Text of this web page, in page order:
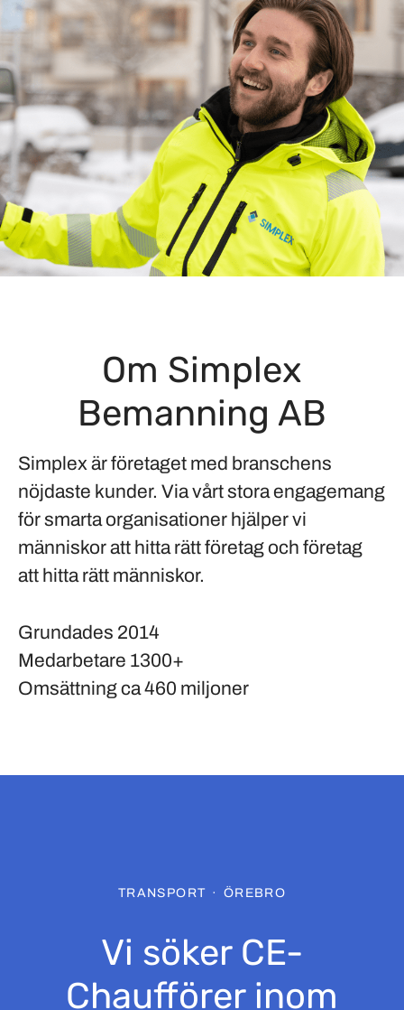
Om Simplex
Bemanning AB
Simplex är företaget med branschens
nöjdaste kunder. Via vårt stora engagemang
för smarta organisationer hjälper vi
människor att hitta rätt företag och företag
att hitta rätt människor.
Grundades 2014
Medarbetare 1300+
Omsättningca 460 miljoner
TRANSPORT · ÖREBRO
Vi söker CE-
Chaufförer inom